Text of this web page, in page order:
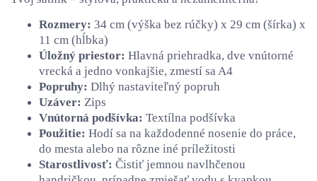
Rozmery: 34 cm (výška bez rúčky) x 29 cm (šírka) x
11 cm (hĺbka)
Úložný priestor: Hlavná priehradka, dve vnútorné
vrecká a jedno vonkajšie, zmestí sa A4
Popruhy: Dlhý nastaviteľný popruh
Uzáver: Zips
Vnútorná podšívka: Textílna podšívka
Použitie: Hodí sa na každodenné nosenie do práce,
do mesta alebo na rôzne iné príležitosti
Starostlivosť: Čistiť jemnou navlhčenou